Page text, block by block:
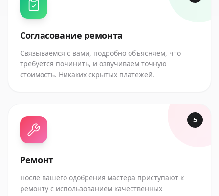
Согласование ремонта
Связываемся с вами, подробно объясняем, что
требуется починить, и озвучиваем точную
стоимость. Никаких скрытых платежей.
5
Ремонт
После вашего одобрения мастера приступают к
ремонту с использованием качественных